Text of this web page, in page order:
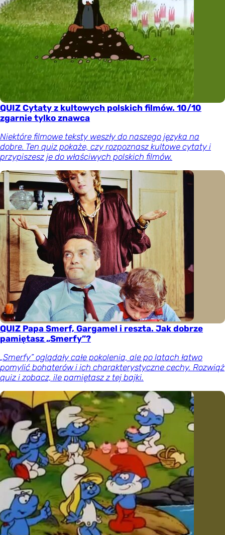
QUIZ Cytaty z kultowych polskich filmów. 10/10
zgarnie tylko znawca
Niektóre filmowe teksty weszły do naszego języka na
dobre. Ten quiz pokaże, czy rozpoznasz kultowe cytaty i
przypiszesz je do właściwych polskich filmów.
QUIZ Papa Smerf, Gargamel i reszta. Jak dobrze
pamiętasz „Smerfy”?
„Smerfy” oglądały całe pokolenia, ale po latach łatwo
pomylić bohaterów i ich charakterystyczne cechy. Rozwiąż
quiz i zobacz, ile pamiętasz z tej bajki.